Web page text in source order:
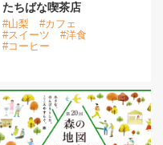
たちばな喫茶店
#山梨
#カフェ
#スイーツ
#洋食
#コーヒー